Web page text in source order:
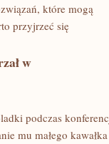
które mogą
przyjrzeć się
w
podczas
mu małego kawałka